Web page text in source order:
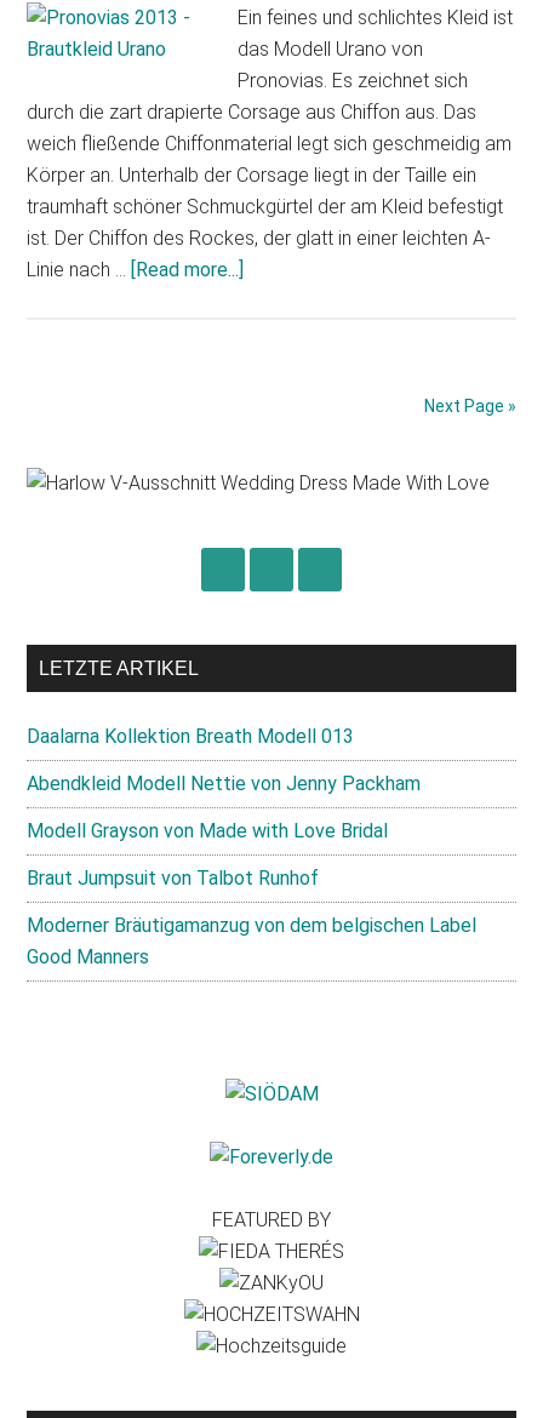
Ein feines und schlichtes Kleid ist
das Modell Urano von
Pronovias. Es zeichnet sich
durch die zart drapierte Corsage aus Chiffon aus. Das
weich fließende Chiffonmaterial legt sich geschmeidig am
Körper an. Unterhalb der Corsage liegt in der Taille ein
traumhaft schöner Schmuckgürtel der am Kleid befestigt
ist. Der Chiffon des Rockes, der glatt in einer leichten A-
Linie nach … [Read more...]
Next Page »
Primary
LETZTE ARTIKEL
Daalarna Kollektion Breath Modell 013
Abendkleid Modell Nettie von Jenny Packham
Modell Grayson von Made with Love Bridal
Braut Jumpsuit von Talbot Runhof
Moderner Bräutigamanzug von dem belgischen Label
Good Manners
FEATURED BY